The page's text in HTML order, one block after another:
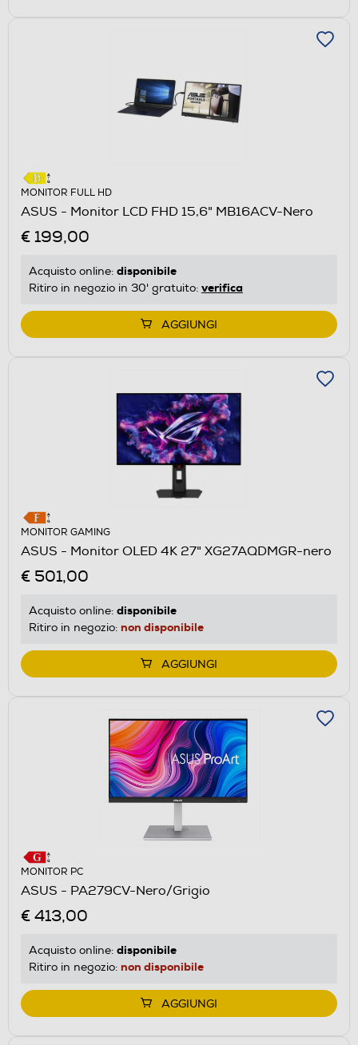
MONITOR FULL HD
ASUS - Monitor LCD FHD 15,6" MB16ACV-Nero
€ 199,00
Acquisto online: disponibile
Ritiro in negozio in 30' gratuito: verifica
AGGIUNGI
MONITOR GAMING
ASUS - Monitor OLED 4K 27" XG27AQDMGR-nero
€ 501,00
Acquisto online: disponibile
Ritiro in negozio: non disponibile
AGGIUNGI
MONITOR PC
ASUS - PA279CV-Nero/Grigio
€ 413,00
Acquisto online: disponibile
Ritiro in negozio: non disponibile
AGGIUNGI